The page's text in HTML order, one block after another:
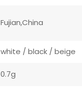
Fujian,China
white / black / beige
0.7g